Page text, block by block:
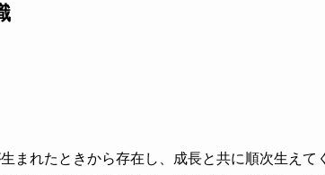
まれたときから存在し、成長と共に順次生え